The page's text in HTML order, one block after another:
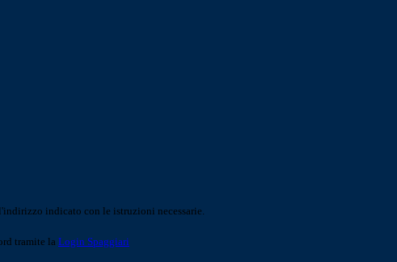
indicato con le istruzioni necessarie.
tramite la Login Spaggiari